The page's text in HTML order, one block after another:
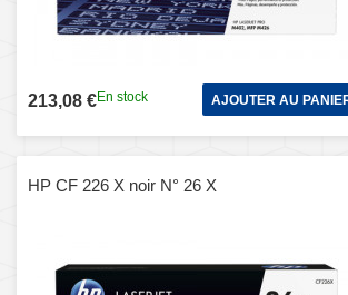
213,08 €En stock AJOUTER AU
HP CF 226 X noir N° 26 X